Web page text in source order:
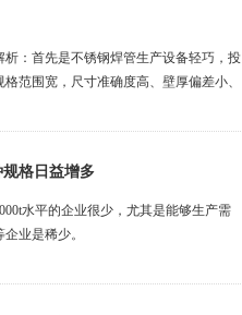
：首先是不锈钢焊管生产设备轻巧，投
范围宽，尺寸准确度高、壁厚偏差小、
格日益增多
水平的企业很少，尤其是能够生产需
业是稀少。